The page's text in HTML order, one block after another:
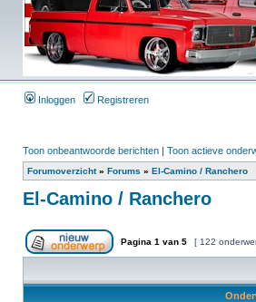
Inloggen Registreren
Toon onbeantwoorde berichten | Toon actieve
Forumoverzicht» Forums » El-Camino / Ranchero
El-Camino / Ranchero
Pagina 1 van 5 [ 122